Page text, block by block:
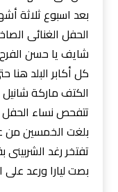
بعد اسبوع ثلاثة
الحفل الغنائى
شايف يا حسن
كل أكابر البلد
الكتف ماركة
تتفحص نساء الحفل
بلغت الخمسين من
تفتخر رغد
بصت ليارا ورعد